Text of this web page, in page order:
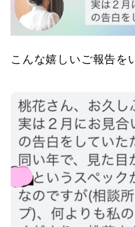
こんな嬉しいご報告